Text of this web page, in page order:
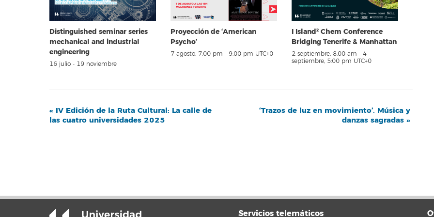
Distinguished seminar series
mechanical and industrial
engineerIng
16 julio - 19 noviembre
Proyección de ‘American
Psycho’
7 agosto, 7:00 pm - 9:00 pm UTC+0
I Island² Chem Conference
Bridging Tenerife & Manhattan
2 septiembre, 8:00 am - 4
septiembre, 5:00 pm UTC+0
Navegación
del
« IV Edición de la Ruta Cultural: La calle de
las cuatro universidades 2025
‘Trazos de luz en movimiento’. Música y
danzas sagradas »
Servicios telemáticos